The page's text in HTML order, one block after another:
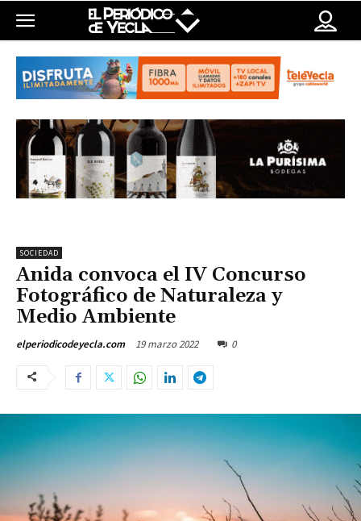
SOCIEDAD
Anida convoca el IV Concurso
Fotográfico de Naturaleza y
Medio Ambiente
elperiodicodeyecla.com 19 marzo 2022 0